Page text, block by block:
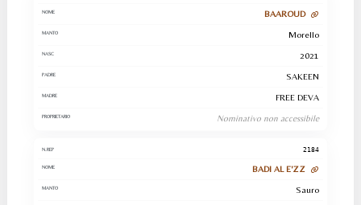
BAAROUD
Morello
2021
SAKEEN
FREE DEVA
Nominativo non accessibile
2184
BADI AL E'ZZ
Sauro